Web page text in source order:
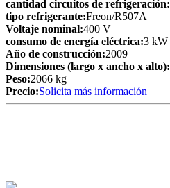
cantidad circuitos de refrigeración:
tipo refrigerante:Freon/R507A
Voltaje nominal:400 V
consumo de energía eléctrica:3 kW
Año de construcción:2009
Dimensiones (largo x ancho x alto):
Peso:2066 kg
Precio:Solicita más información